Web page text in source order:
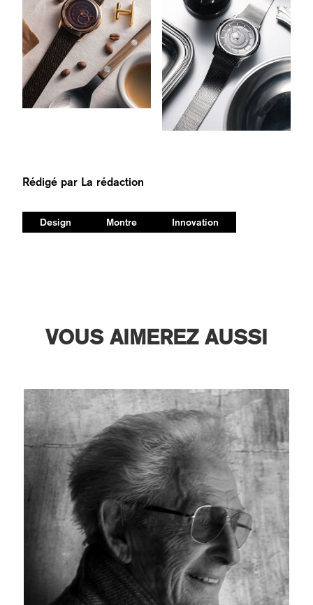
Rédigé par La rédaction
Design Montre Innovation
VOUS AIMEREZ AUSSI